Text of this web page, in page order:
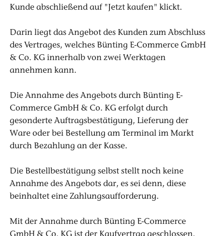
Kunde abschließend auf "Jetzt kaufen" klickt.
Darin liegt das Angebot des Kunden zum Abschluss
des Vertrages, welches Bünting E-Commerce GmbH
& Co. KG innerhalb von zwei Werktagen
annehmen kann.
Die Annahme des Angebots durch Bünting E-
Commerce GmbH & Co. KG erfolgt durch
gesonderte Auftragsbestätigung, Lieferung der
Ware oder bei Bestellung am Terminal im Markt
durch Bezahlung an der Kasse.
Die Bestellbestätigung selbst stellt noch keine
Annahme des Angebots dar, es sei denn, diese
beinhaltet eine Zahlungsaufforderung.
Mit der Annahme durch Bünting E-Commerce